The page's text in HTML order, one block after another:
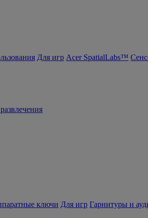
Для игр Acer SpatialLabs™
ключи Для игр Гарнитуры и